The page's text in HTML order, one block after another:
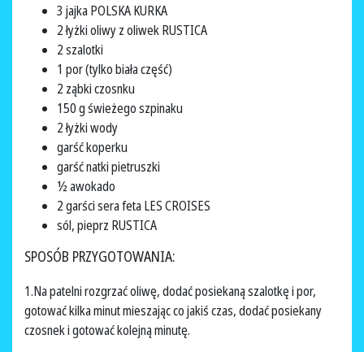
3 jajka POLSKA KURKA
2 łyżki oliwy z oliwek RUSTICA
2 szalotki
1 por (tylko biała część)
2 ząbki czosnku
150 g świeżego szpinaku
2 łyżki wody
garść koperku
garść natki pietruszki
½ awokado
2 garści sera feta LES CROISES
sól, pieprz RUSTICA
SPOSÓB PRZYGOTOWANIA:
1.Na patelni rozgrzać oliwę, dodać posiekaną szalotkę i por,
gotować kilka minut mieszając co jakiś czas, dodać posiekany
czosnek i gotować kolejną minutę.